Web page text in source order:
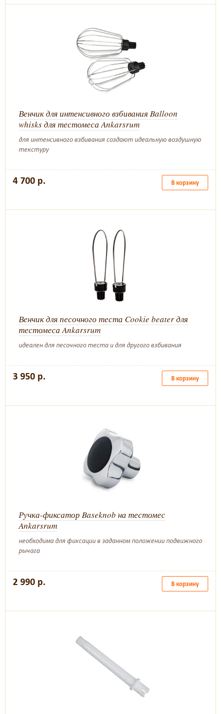
Венчик для интенсивного взбивания Balloon
whisks для тестомеса Ankarsrum
для интенсивного взбивания создают идеальную воздушную
текстуру
4 700 р. В корзину
Венчик для песочного теста Cookie beater для
тестомеса Ankarsrum
идеален для песочного теста и для другого взбивания
3 950 р. В корзину
Ручка-фиксатор Baseknob на тестомес
Ankarsrum
необходима для фиксации в заданном положении подвижного
рычага
2 990 р. В корзину